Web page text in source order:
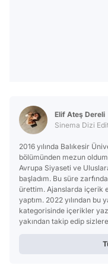
Elif Ateş Dereli
Sinema Dizi
2016 yılında Balıkesir
bölümünden mezun
Avrupa Siyaseti ve
başladım. Bu süre
ürettim. Ajanslarda içerik
yaptım. 2022 yılından bu
kategorisinde içerikler
yakından takip edip